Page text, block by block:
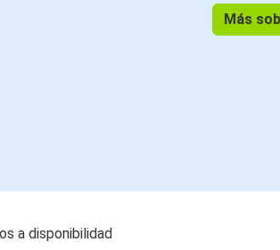
Más
a disponibilidad